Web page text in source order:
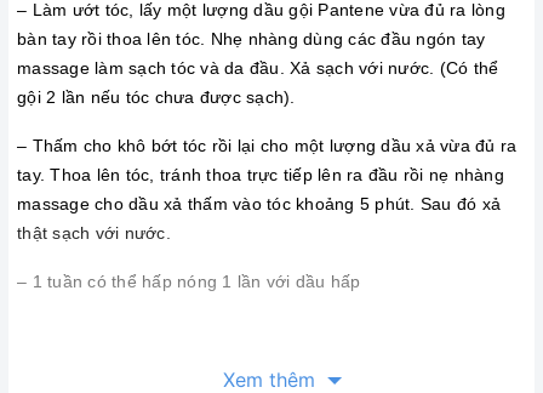
– Làm ướt tóc, lấy một lượng dầu gội Pantene vừa đủ ra lòng
bàn tay rồi thoa lên tóc. Nhẹ nhàng dùng các đầu ngón tay
massage làm sạch tóc và da đầu. Xả sạch với nước. (Có thể
gội 2 lần nếu tóc chưa được sạch).
– Thấm cho khô bớt tóc rồi lại cho một lượng dầu xả vừa đủ ra
tay. Thoa lên tóc, tránh thoa trực tiếp lên ra đầu rồi nẹ nhàng
massage cho dầu xả thấm vào tóc khoảng 5 phút. Sau đó xả
thật sạch với nước.
– 1 tuần có thể hấp nóng 1 lần với dầu hấp
SIÊU THỊ HÀNG NHẬT
Xem thêm